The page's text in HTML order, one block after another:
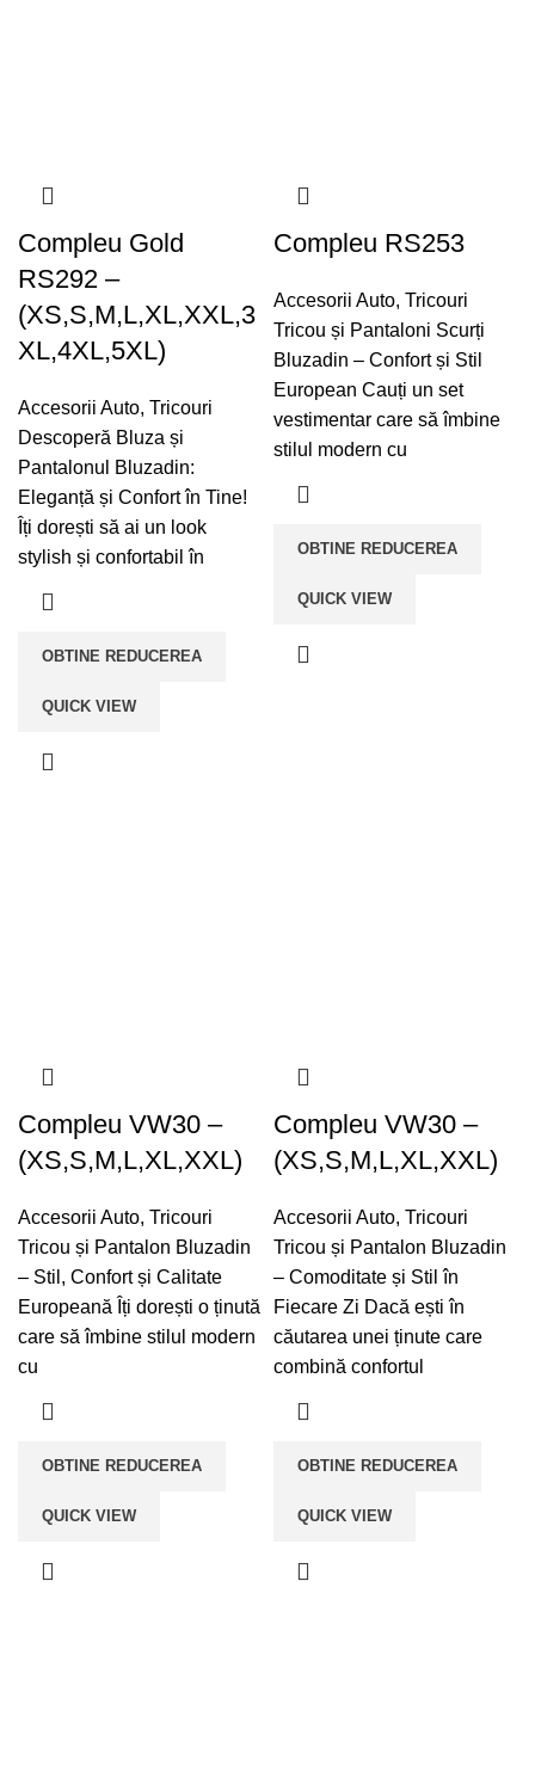
Compleu Gold
RS292 –
(XS,S,M,L,XL,XXL,3
XL,4XL,5XL)
Accesorii Auto, Tricouri
Descoperă Bluza și
Pantalonul Bluzadin:
Eleganță și Confort în Tine!
Îți dorești să ai un look
stylish și confortabil în
OBTINE REDUCEREA
QUICK VIEW
Compleu RS253
Accesorii Auto, Tricouri
Tricou și Pantaloni Scurți
Bluzadin – Confort și Stil
European Cauți un set
vestimentar care să îmbine
stilul modern cu
OBTINE REDUCEREA
QUICK VIEW
Compleu VW30 –
(XS,S,M,L,XL,XXL)
Accesorii Auto, Tricouri
Tricou și Pantalon Bluzadin
– Stil, Confort și Calitate
Europeană Îți dorești o ținută
care să îmbine stilul modern
cu
OBTINE REDUCEREA
QUICK VIEW
Compleu VW30 –
(XS,S,M,L,XL,XXL)
Accesorii Auto, Tricouri
Tricou și Pantalon Bluzadin
– Comoditate și Stil în
Fiecare Zi Dacă ești în
căutarea unei ținute care
combină confortul
OBTINE REDUCEREA
QUICK VIEW